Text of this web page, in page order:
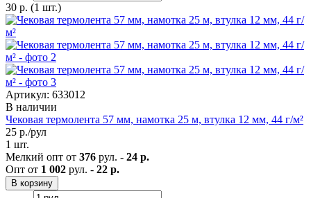
30 р. (1 шт.)
Артикул: 633012
В наличии
Чековая термолента 57 мм, намотка 25 м, втулка 12 мм, 44 г/м²
25 р./рул
1 шт.
Мелкий опт от 376 рул. - 24 р.
Опт от 1 002 рул. - 22 р.
В корзину